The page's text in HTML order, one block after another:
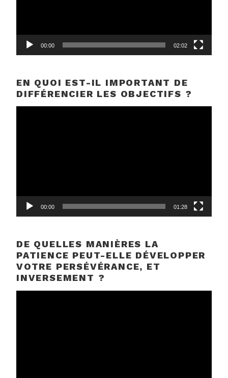
00:00 02:02
EN QUOI EST-IL IMPORTANT DE
DIFFÉRENCIER LES OBJECTIFS ?
00:00 01:28
DE QUELLES MANIÈRES LA
PATIENCE PEUT-ELLE DÉVELOPPER
VOTRE PERSÉVÉRANCE, ET
INVERSEMENT ?